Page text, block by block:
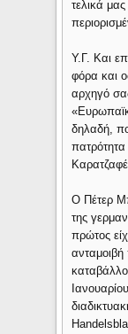
τελικά
Υ.Γ. Και
φόρα και
αρχηγό
δηλαδή,
πατρότητα
Ο Πέτερ
της
πρώτος